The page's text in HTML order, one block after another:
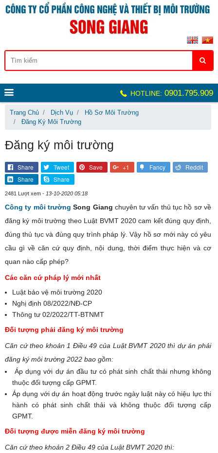
HOTLINE: 0901.795.909
Trang Chủ Dịch Vụ
Hồ Sơ Môi Trường
Đăng Ký Môi Trường
Đăng ký môi trường
Share Tweet Save +1 Fancy
Reddit
Share
Share
2481 Lượt xem - 13-10-2020 05:18
Công ty môi trường Song Giang chuyên tư vấn thủ tục hồ sơ về
đăng ký môi trường theo Luật BVMT 2020 cam kết đúng quy định,
đúng thủ tục và đúng quy trình pháp lý. Vậy hồ sơ mới này có yêu
cầu gì về căn cứ quy định, nội dung, thời điểm thực hiện và cơ
quan nào cấp phép?
Các căn cứ pháp lý mới nhất
Luật bảo vệ môi trường 2020
Nghị định 08/2022/NĐ-CP
Thông tư 02/2022/TT-BTNMT
Đối tượng phải đăng ký môi trường
Căn cứ theo khoản 1 Điều 49 của Luật BVMT 2020 thì dự án phải
đăng ký môi trường 2022 bao gồm:
Áp dụng với dự án đầu tư có phát sinh chất thải nhưng không
thuộc đối tượng cấp GPMT.
Áp dụng với dự án hoạt động trước ngày luật này có hiệu lực thi
hành có phát sinh chất thải và không thuộc đối tượng cấp
GPMT.
Đối tượng được miễn đăng ký môi trường
Căn cứ theo khoản 2 Điều 49 của Luật BVMT 2020 thì: